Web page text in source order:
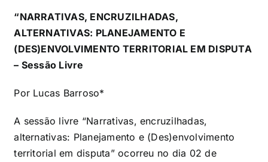
“NARRATIVAS, ENCRUZILHADAS,
ALTERNATIVAS: PLANEJAMENTO E
(DES)ENVOLVIMENTO TERRITORIAL EM DISPUTA
– Sessão Livre
Por Lucas Barroso*
A sessão livre “Narrativas, encruzilhadas,
alternativas: Planejamento e (Des)envolvimento
territorial em disputa” ocorreu no dia 02 de